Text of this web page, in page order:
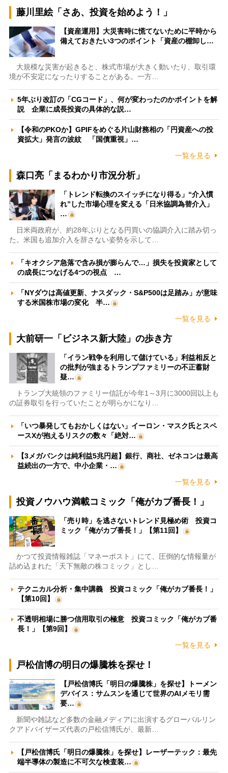
藤川里絵「さあ、投資を始めよう！」
【資産運用】大災害時に慌てないために平時から
備えておきたい3つのポイント「資産の棚卸し…
大規模な災害が起きると、株式市場が大きく動いたり、取引環
境が不安定になったりすることがある。一方…
5年ぶり改訂の「CGコード」、何が変わったのかポイントを解
説 企業に成長投資の具体的な説…
【令和のPKOか】GPIFをめぐる片山財務相の「円資産への投
資拡大」発言の波紋 「国債重視」…
一覧を見る
森口亮「まるわかり市況分析」
「トレンド転換のスイッチになり得る」“介入慣
れ”した市場心理を変える「日米協調為替介入」
…
日米両政府が、約28年ぶりとなる円買いの協調介入に踏み切っ
た。米国も追加介入を辞さない姿勢を示して…
「キオクシア急落で含み損が膨らんで…」損失を投資家として
の成長につなげる4つの視点 …
「NYダウは高値更新、ナスダック・S&P500は足踏み」が意味
する米国株市場の変化 半…
一覧を見る
大前研一「ビジネス新大陸」の歩き方
「イラン戦争を利用して儲けている」利益相反と
の批判が強まるトランプファミリーの不正蓄財
疑…
トランプ大統領のファミリー信託が今年1～3月に3000回以上も
の証券取引を行っていたことが明らかになり…
「いつ暴発してもおかしくはない」イーロン・マスク氏とスペ
ースXが抱えるリスクの数々「絶対…
【3メガバンクは純利益5兆円超】銀行、商社、ゼネコンは最高
益続出の一方で、中小企業・…
一覧を見る
投資ノウハウ満載コミック「俺がカブ番長！」
「売り時」を逃さないトレンド見極め術 投資コ
ミック「俺がカブ番長！」【第11回】
かつて投資情報雑誌「マネーポスト」にて、圧倒的な情報量が
詰め込まれた「天下無敵の株コミック」とし…
テクニカル分析・集中講義 投資コミック「俺がカブ番長！」
【第10回】
不透明相場に勝つ信用取引の極意 投資コミック「俺がカブ番
長！」【第9回】
一覧を見る
戸松信博の明日の爆騰株を探せ！
【戸松信博氏「明日の爆騰株」を探せ】トーメン
デバイス：サムスンを通じて世界のAIメモリ需
要…
新聞や雑誌など多数の金融メディアに出演するグローバルリン
クアドバイザーズ代表の戸松信博氏が、最新…
【戸松信博氏「明日の爆騰株」を探せ】レーザーテック：最先
端半導体の製造に不可欠な検査装…